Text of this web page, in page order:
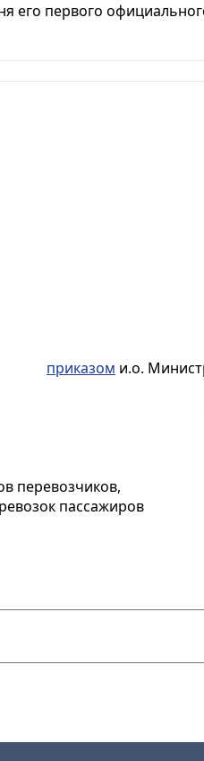
его первого
приказом и.о.
перевозчиков,
пассажиров